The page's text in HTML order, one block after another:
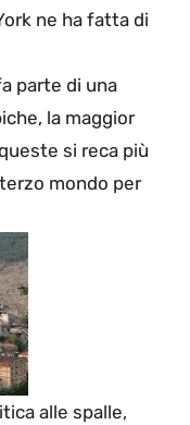
ne ha fatta di
parte di una
la maggior
si reca più
mondo per
alle spalle,